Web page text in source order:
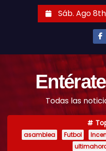
Sáb. Ago
Todas las
asamblea Futbol